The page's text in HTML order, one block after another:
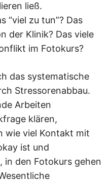
ließ.
“viel zu tun”? Das
der Klinik? Das viele
im Fotokurs?
das systematische
Stressorenabbau.
Arbeiten
klären,
wie viel Kontakt mit
ist und
in den Fotokurs gehen